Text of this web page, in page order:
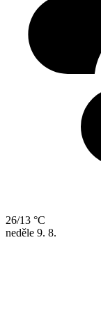
26/13 °C
neděle 9. 8.